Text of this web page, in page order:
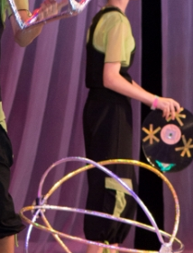
Светлана
«Шари-вари» МУ
Отличные
Алёна
Дома культуры с.
Отличный работник
Пётр Петрович Дижмару;
Дома культуры посёлка
Отличный работник
Анжела